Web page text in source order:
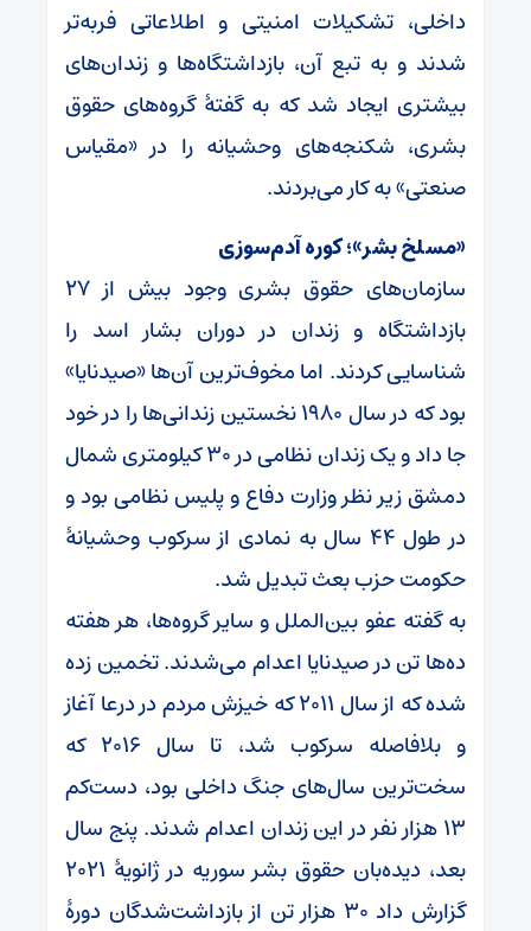
داخلی، تشکیلات امنیتی و اطلاعاتی فربه‌تر
شدند و به تبع آن، بازداشتگاه‌ها و زندان‌های
بیشتری ایجاد شد که به گفتهٔ گروه‌های حقوق
بشری، شکنجه‌های وحشیانه را در «مقیاس
صنعتی» به کار می‌بردند.
«مسلخ بشر»؛ کوره آدم‌سوزی
سازمان‌های حقوق بشری وجود بیش از ۲۷
بازداشتگاه و زندان در دوران بشار اسد را
شناسایی کردند. اما مخوف‌ترین آن‌ها «صیدنایا»
بود که در سال ۱۹۸۰ نخستین زندانی‌ها را در خود
جا داد و یک زندان نظامی در ۳۰ کیلومتری شمال
دمشق زیر نظر وزارت دفاع و پلیس نظامی بود و
در طول ۴۴ سال به نمادی از سرکوب وحشیانهٔ
حکومت حزب بعث تبدیل شد.
به گفته عفو بین‌الملل و سایر گروه‌ها، هر هفته
ده‌ها تن در صیدنایا اعدام می‌شدند. تخمین زده
شده که از سال ۲۰۱۱ که خیزش مردم در درعا آغاز
و بلافاصله سرکوب شد، تا سال ۲۰۱۶ که
سخت‌ترین سال‌های جنگ داخلی بود، دست‌کم
۱۳ هزار نفر در این زندان اعدام شدند. پنج سال
بعد، دیده‌بان حقوق بشر سوریه در ژانویهٔ ۲۰۲۱
گزارش داد ۳۰ هزار تن از بازداشت‌شدگان دورهٔ